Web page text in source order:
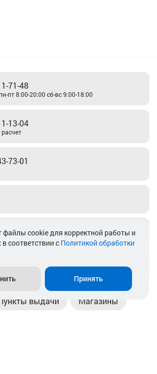
71-48
пт 8:00-20:00 сб-вс 9:00-18:00
13-04
73-01
выдачи Магазины
файлы cookie для корректной работы и
соответствии с Политикой обработки
Принять